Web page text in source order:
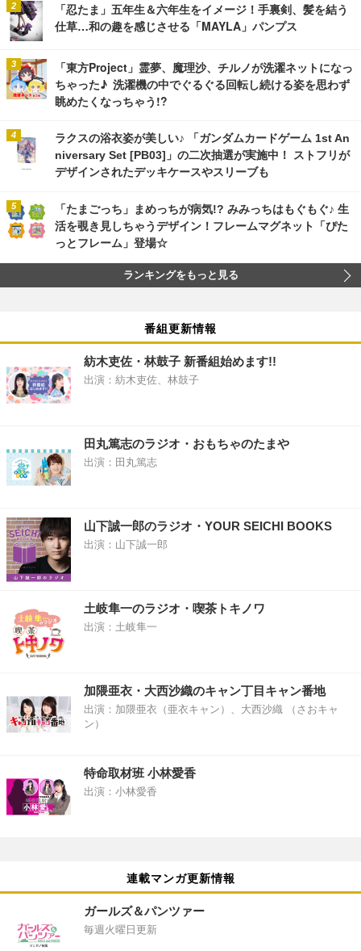
「忍たま」五年生＆六年生をイメージ！手裏剣、髪を結う
仕草…和の趣を感じさせる「MAYLA」パンプス
「東方Project」霊夢、魔理沙、チルノが洗濯ネットになっ
ちゃった♪ 洗濯機の中でぐるぐる回転し続ける姿を思わず
眺めたくなっちゃう!?
ラクスの浴衣姿が美しい♪ 「ガンダムカードゲーム 1st An
niversary Set [PB03]」の二次抽選が実施中！ ストフリが
デザインされたデッキケースやスリーブも
「たまごっち」まめっちが病気!? みみっちはもぐもぐ♪ 生
活を覗き見しちゃうデザイン！フレームマグネット「ぴた
っとフレーム」登場☆
ランキングをもっと見る
番組更新情報
紡木吏佐・林鼓子 新番組始めます!!
出演：紡木吏佐、林鼓子
田丸篤志のラジオ・おもちゃのたまや
出演：田丸篤志
山下誠一郎のラジオ・YOUR SEICHI BOOKS
出演：山下誠一郎
土岐隼一のラジオ・喫茶トキノワ
出演：土岐隼一
加隈亜衣・大西沙織のキャン丁目キャン番地
出演：加隈亜衣（亜衣キャン）、大西沙織 （さおキャ
ン）
特命取材班 小林愛香
出演：小林愛香
連載マンガ更新情報
ガールズ＆パンツァー
毎週火曜日更新